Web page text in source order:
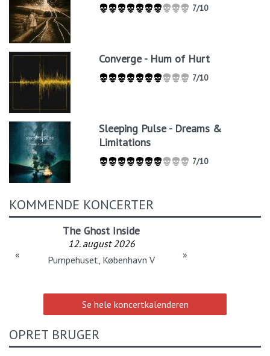
7/10
Converge - Hum of Hurt
7/10
Sleeping Pulse - Dreams &
Limitations
7/10
KOMMENDE KONCERTER
The Ghost Inside
12. august 2026
Pumpehuset, København V
« »
Se hele koncertkalenderen
OPRET BRUGER